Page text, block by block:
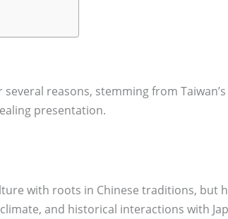
reasons, stemming from
presentation.
with roots in Chinese traditions, but
and historical interactions with